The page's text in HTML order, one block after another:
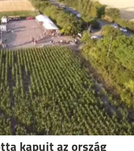
kapuit az ország